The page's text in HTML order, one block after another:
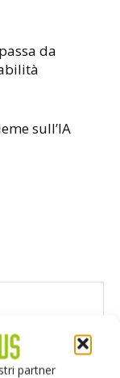
partner
da
sull’IA